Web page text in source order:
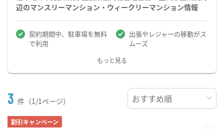
辺のマンスリーマンション・ウィークリーマンション情報
契約期間中、駐車場を無料
で利用
出張やレジャーの移動がス
ムーズ
もっと見る
3 件（1/1ページ）
割引キャンペーン